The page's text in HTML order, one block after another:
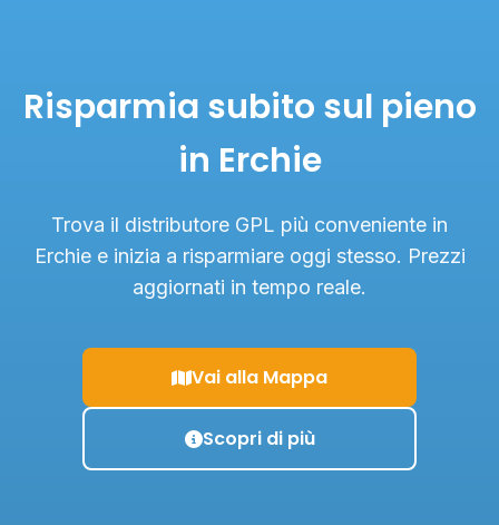
Risparmia subito sul pieno
in Erchie
Trova il distributore GPL più conveniente in
Erchie e inizia a risparmiare oggi stesso. Prezzi
aggiornati in tempo reale.
Vai alla Mappa
Scopri di più